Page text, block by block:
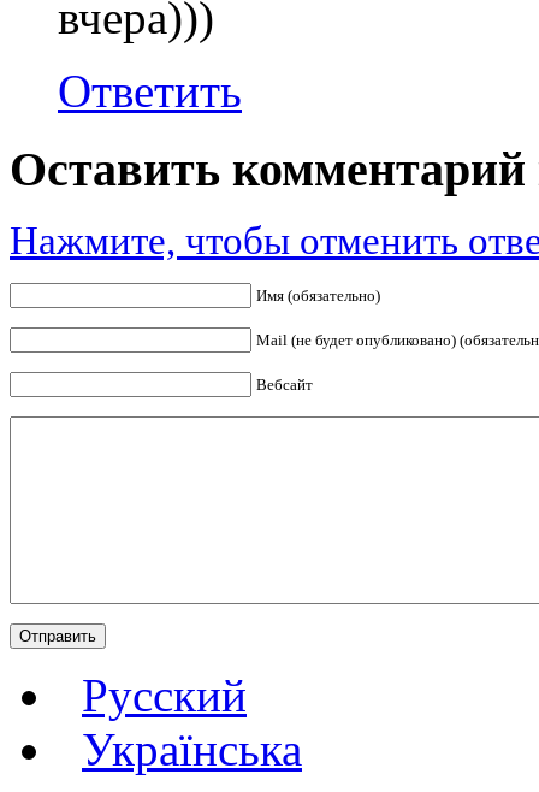
вчера)))
Ответить
Оставить
Нажмите, чтобы отменить
Имя (обязательно)
Mail (не будет опубликовано)
Вебсайт
Русский
Українська